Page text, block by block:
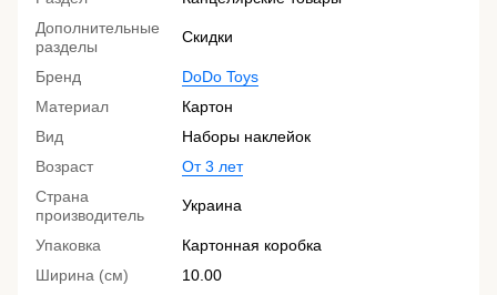
Дополнительные
разделы
Скидки
Бренд
DoDo Toys
Материал
Картон
Вид
Наборы наклейок
Возраст
От 3 лет
Страна
производитель
Украина
Упаковка
Картонная коробка
Ширина (см)
10.00